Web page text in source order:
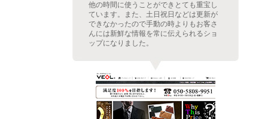
他の時間に使うことができとても重宝し
ています。また、土日祝日などは更新が
できなかったので手動の時よりもお客さ
んには新鮮な情報を常に伝えられるショ
ップになりました。